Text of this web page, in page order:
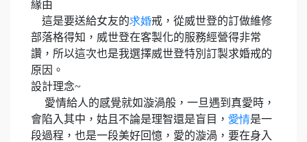
緣由
這是要送給女友的求婚戒，從威世登的訂做維修
部落格得知，威世登在客製化的服務經營得非常
讚，所以這次也是我選擇威世登特別訂製求婚戒的
原因。
設計理念~
愛情給人的感覺就如漩渦般，一旦遇到真愛時，
會陷入其中，姑且不論是理智還是盲目， 愛情是一
段過程，也是一段美好回憶，愛的漩渦，要在身入